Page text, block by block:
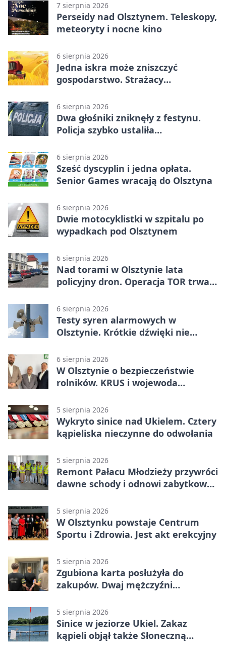
7 sierpnia 2026
Perseidy nad Olsztynem. Teleskopy,
meteoryty i nocne kino
6 sierpnia 2026
Jedna iskra może zniszczyć
gospodarstwo. Strażacy
6 sierpnia 2026
Dwa głośniki zniknęły z festynu.
Policja szybko ustaliła
6 sierpnia 2026
Sześć dyscyplin i jedna opłata.
Senior Games wracają do Olsztyna
6 sierpnia 2026
Dwie motocyklistki w szpitalu po
wypadkach pod Olsztynem
6 sierpnia 2026
Nad torami w Olsztynie lata
policyjny dron. Operacja TOR trwa
6 sierpnia 2026
Testy syren alarmowych w
Olsztynie. Krótkie dźwięki nie
6 sierpnia 2026
W Olsztynie o bezpieczeństwie
rolników. KRUS i wojewoda
5 sierpnia 2026
Wykryto sinice nad Ukielem. Cztery
kąpieliska nieczynne do odwołania
5 sierpnia 2026
Remont Pałacu Młodzieży przywróci
dawne schody i odnowi zabytkowy
5 sierpnia 2026
W Olsztynku powstaje Centrum
Sportu i Zdrowia. Jest akt erekcyjny
5 sierpnia 2026
Zgubiona karta posłużyła do
zakupów. Dwaj mężczyźni
5 sierpnia 2026
Sinice w jeziorze Ukiel. Zakaz
kąpieli objął także Słoneczną